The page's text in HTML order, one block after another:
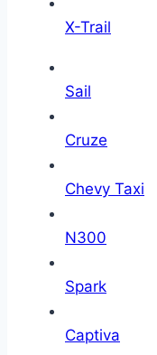
X-Trail
Sail
Cruze
Chevy Taxi
N300
Spark
Captiva